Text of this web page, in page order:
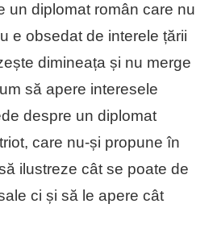
un diplomat român care nu
e obsedat de interele țării
dimineața și nu merge
să apere interesele
despre un diplomat
care nu-și propune în
ilustreze cât se poate de
ci și să le apere cât